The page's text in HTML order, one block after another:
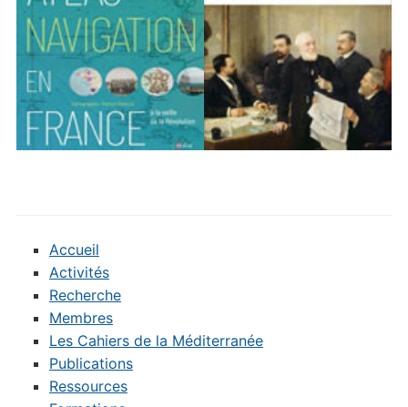
Accueil
Activités
Recherche
Membres
Les Cahiers de la Méditerranée
Publications
Ressources